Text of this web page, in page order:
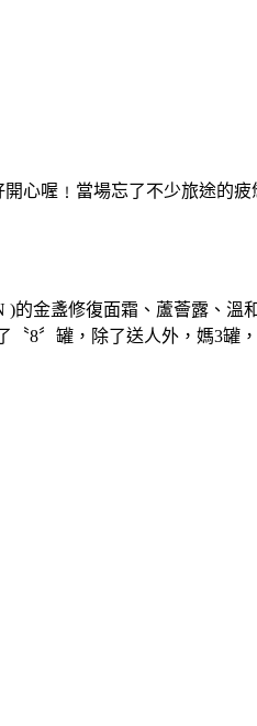
心喔﹗當場忘了不少旅途的
的金盞修復面霜、蘆薈露、溫
8〞罐，除了送人外，媽3罐